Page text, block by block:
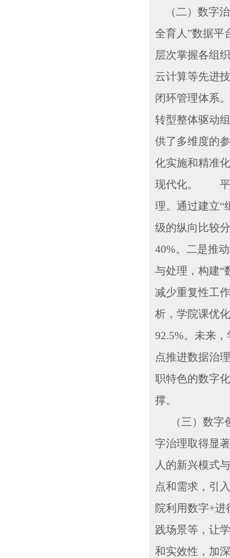
（二）数字
全育人”数据平
层次掌握各组
云计算等先进
闭环管理体系
转型整体驱动
供了多维度的
化实施和精准
现代化。 平
理。通过建立
级的纵向比较
40%。二是推
与处理，构建“
减少重复性工
析，学院课优
92.5%。未来
点推进数据治
职特色的数字
撑。
（三）数字
字治理取得显
人的新兴模式
点和需求，引
院利用数字+
践场景等，让
和实效性，加